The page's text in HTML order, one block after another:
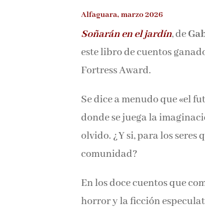
Alfaguara, marzo 2026
Soñarán en el jardín, de
este libro de cuentos
Fortress Award.
Se dice a menudo que «el
donde se juega la
olvido. ¿Y si, para los
comunidad?
En los doce cuentos que
horror y la ficción